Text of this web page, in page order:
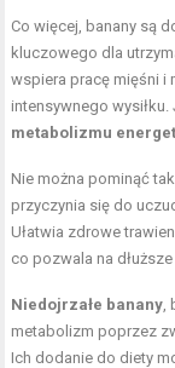
Co więcej, banany są
kluczowego dla
wspiera pracę mięśni
intensywnego
metabolizmu
Nie można pominąć
przyczynia się do
Ułatwia zdrowe
co pozwala na
Niedojrzałe banany
metabolizm poprzez
Ich dodanie do diety